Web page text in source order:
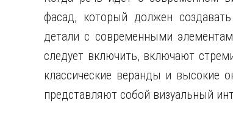
фасад, который должен
детали с современными
следует включить, включают
классические веранды и высокие
представляют собой визуальный